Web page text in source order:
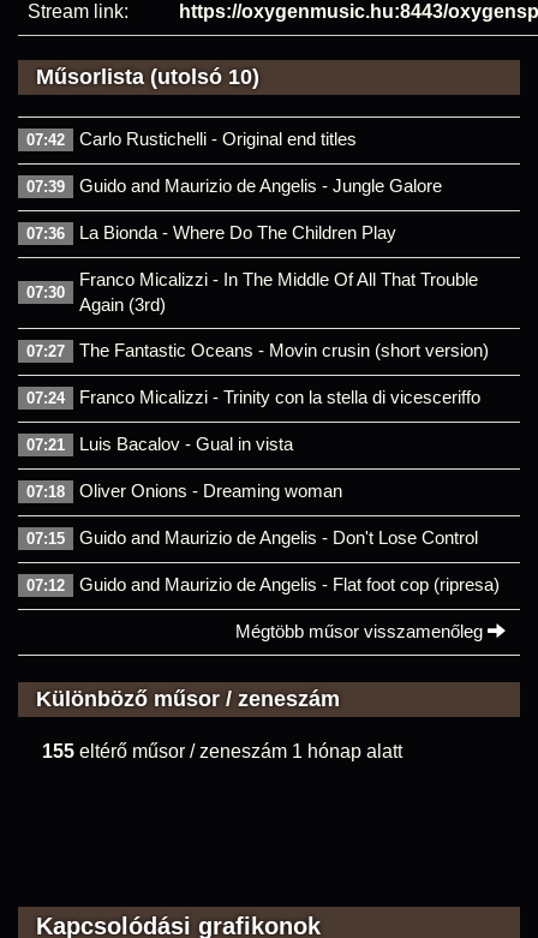
Stream link: https://oxygenmusic.hu:8443/
Műsorlista (utolsó 10)
07:42 Carlo Rustichelli - Original end titles
07:39 Guido and Maurizio de Angelis - Jungle Galore
07:36 La Bionda - Where Do The Children Play
07:30
Franco Micalizzi - In The Middle Of All That Trouble
Again (3rd)
07:27 The Fantastic Oceans - Movin crusin (short version)
07:24 Franco Micalizzi - Trinity con la stella di vicesceriffo
07:21 Luis Bacalov - Gual in vista
07:18 Oliver Onions - Dreaming woman
07:15 Guido and Maurizio de Angelis - Don't Lose Control
07:12 Guido and Maurizio de Angelis - Flat foot cop (ripresa)
Mégtöbb műsor visszamenőleg
Különböző műsor / zeneszám
155 eltérő műsor / zeneszám 1 hónap alatt
Kapcsolódási grafikonok